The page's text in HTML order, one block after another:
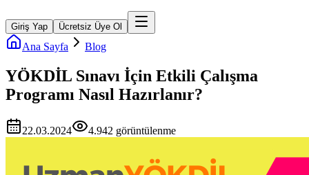
Giriş Yap Ücretsiz Üye Ol
Ana Sayfa Blog
YÖKDİL Sınavı İçin Etkili Çalışma
Programı Nasıl Hazırlanır?
22.03.2024 4.942 görüntülenme